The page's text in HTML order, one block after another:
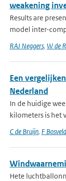
weakening
Results are
model inter-
RAJ Neggers, W de
Een
Nederland
In de huidige
kilometers is het
C de Bruijn, F Bosveld
Hete